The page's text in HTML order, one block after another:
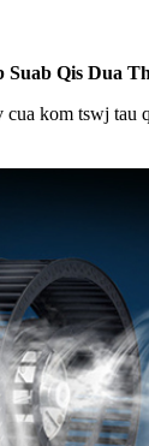
Qis Dua
kom tswj tau